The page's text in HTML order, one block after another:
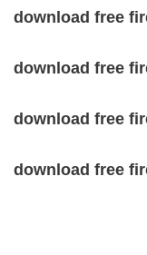
download free
download free
download free
download free